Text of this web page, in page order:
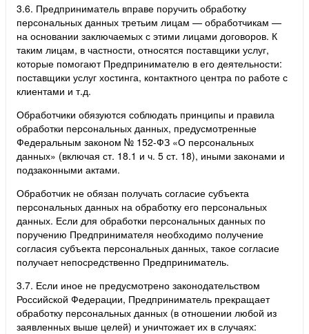
3.6. Предприниматель вправе поручить обработку
персональных данных третьим лицам — обработчикам —
на основании заключаемых с этими лицами договоров. К
таким лицам, в частности, относятся поставщики услуг,
которые помогают Предпринимателю в его деятельности:
поставщики услуг хостинга, контактного центра по работе с
клиентами и т.д.
Обработчики обязуются соблюдать принципы и правила
обработки персональных данных, предусмотренные
Федеральным законом № 152-ФЗ «О персональных
данных» (включая ст. 18.1 и ч. 5 ст. 18), иными законами и
подзаконными актами.
Обработчик не обязан получать согласие субъекта
персональных данных на обработку его персональных
данных. Если для обработки персональных данных по
поручению Предпринимателя необходимо получение
согласия субъекта персональных данных, такое согласие
получает непосредственно Предприниматель.
3.7. Если иное не предусмотрено законодательством
Российской Федерации, Предприниматель прекращает
обработку персональных данных (в отношении любой из
заявленных выше целей) и уничтожает их в случаях: